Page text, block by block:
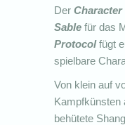
DerCharacter
Sable für das
Protocolfügt
spielbare
Von klein auf
Kampfkünsten
behütete